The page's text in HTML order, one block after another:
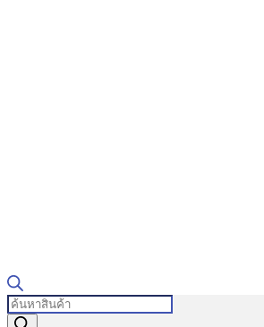
Products
search